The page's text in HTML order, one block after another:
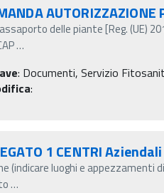
AUTORIZZAZIONE
delle piante [Reg. (UE)
…
: Documenti, Servizio
:
1 CENTRI Aziendali
(indicare luoghi e
…